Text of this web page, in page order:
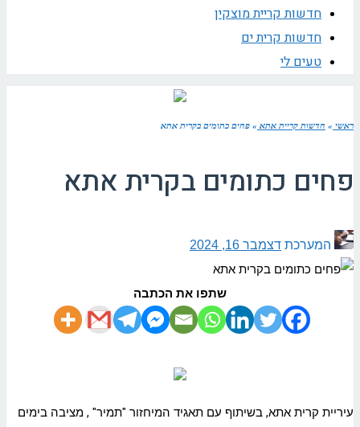
חדשות קריית מוצקין
חדשות קרית ים
טעים לי
ראשי » חדשות קריית אתא » פחים כתומים בקרית אתא
פחים כתומים בקרית אתא
המערכת דצמבר 16, 2024
שתפו את הכתבה
עיריית קרית אתא, בשיתוף עם תאגיד המיחזור "תמיר" , מציבה בימים